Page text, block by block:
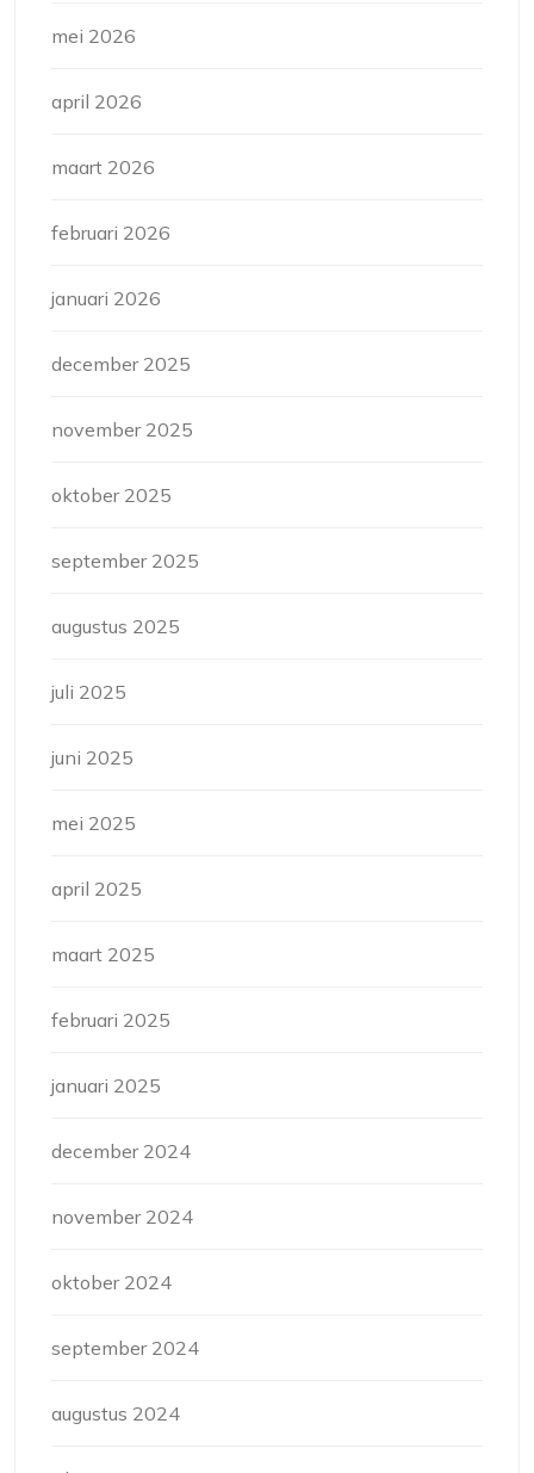
mei 2026
april 2026
maart 2026
februari 2026
januari 2026
december 2025
november 2025
oktober 2025
september 2025
augustus 2025
juli 2025
juni 2025
mei 2025
april 2025
maart 2025
februari 2025
januari 2025
december 2024
november 2024
oktober 2024
september 2024
augustus 2024